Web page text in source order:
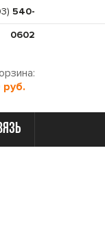
540-
0602
руб.